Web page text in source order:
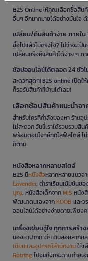
B2S Online ให้คุณเลือกซื้อสินค้
อื่นๆ อีกมากมายได้อย่างมั่นใจ
เปลี่ยน/คืนสินค้าง่าย ภายใน
ซื้อไปแล้วไม่ตรงใจ? ไม่ว่าจะ
เปลี่ยนหรือคืนสินค้าได้ง่าย ๆ ภ
ช้อปออนไลน์ได้ตลอด 24 ชั่วโ
สะดวกสุดๆ! B2S online เปิด
ก็รอรับสินค้าที่บ้านได้เลย!
เลือกช้อปสินค้าแนะนำจ
สำหรับใครที่กำลังมองหา ร้านอุ
ไม่สะดวก วันนี้เราได้รวบรวมสิ
พร้อมตอบโจทย์ทุกไลฟ์สไตล์ ไ
ก็ตาม
หนังสือหลากหลายสไตล์
B2S มีหนังสือหลากหลายแนวจ
Lavender, ตำราเรียนเข้มข้นของ
บุญ, หนังสือเด็กจากMIS หนัง
พัฒนาตนเองจากKOOB และว
ออนไลน์ได้อย่างง่ายดายเพียง
เครื่องเขียนคู่ใจ ทุกการสร้า
มองหาปากกาดีๆ ดินสอหลากห
เขียนและอุปกรณ์สำนักงานให้
Rotringไปจนถึงกระดาษถ่ายเ